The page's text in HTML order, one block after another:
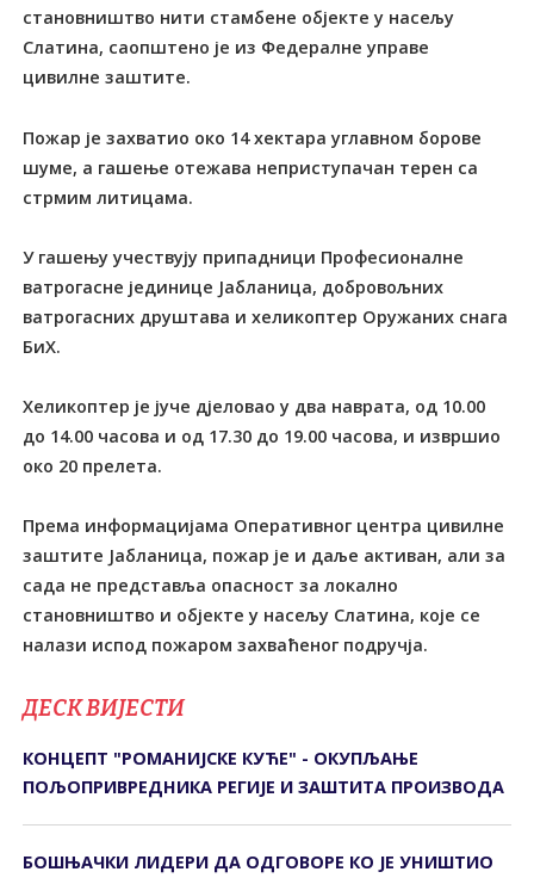
становништво нити стамбене објекте у насељу
Слатина, саопштено је из Федералне управе
цивилне заштите.
Пожар је захватио око 14 хектара углавном борове
шуме, а гашење отежава неприступачан терен са
стрмим литицама.
У гашењу учествују припадници Професионалне
ватрогасне јединице Јабланица, добровољних
ватрогасних друштава и хеликоптер Оружаних снага
БиХ.
Хеликоптер је јуче дјеловао у два наврата, од 10.00
до 14.00 часова и од 17.30 до 19.00 часова, и извршио
око 20 прелета.
Према информацијама Оперативног центра цивилне
заштите Јабланица, пожар је и даље активан, али за
сада не представља опасност за локално
становништво и објекте у насељу Слатина, које се
налази испод пожаром захваћеног подручја.
ДЕСК ВИЈЕСТИ
КОНЦЕПТ "РОМАНИЈСКЕ КУЋЕ" - ОКУПЉАЊЕ
ПОЉОПРИВРЕДНИКА РЕГИЈЕ И ЗАШТИТА ПРОИЗВОДА
БОШЊАЧКИ ЛИДЕРИ ДА ОДГОВОРЕ КО ЈЕ УНИШТИО